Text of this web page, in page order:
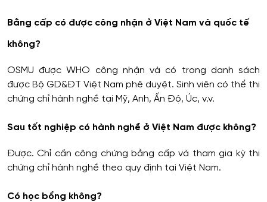
Bằng cấp có được công nhận ở Việt Nam và quốc tế
không?
OSMU được WHO công nhận và có trong danh sách
được Bộ GD&ĐT Việt Nam phê duyệt. Sinh viên có thể thi
chứng chỉ hành nghề tại Mỹ, Anh, Ấn Độ, Úc, v.v.
Sau tốt nghiệp có hành nghề ở Việt Nam được không?
Được. Chỉ cần công chứng bằng cấp và tham gia kỳ thi
chứng chỉ hành nghề theo quy định tại Việt Nam.
Có học bổng không?